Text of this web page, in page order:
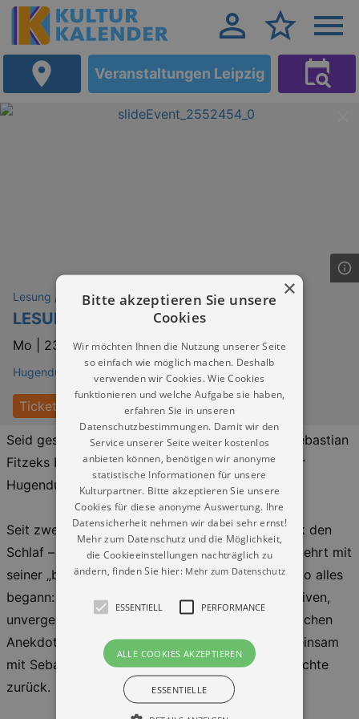
Veranstaltungen Leipzig
Lesung / Vortrag / Gespräch
LESUNG: Sebastian Fitzek
Mo | 23.11.2026 | 20:15
Hugendubel Leipzig Petersstraße
Tickets
Seid gespannt auf einen exklusiven Einblick in Sebastian
Fitzeks brandneues Buch "Der Nachtzug" in eurer
Hugendubel Buchhandlung Leipzig Petersstraße!
Seit zwei Jahrzehnten raubt uns Sebastian Fitzek den
Schlaf – jetzt feiert der Starautor Jubiläum und kehrt mit
seiner „back to the roots“-Tour dorthin zurück, wo alles
begann: in die Buchhandlung. Erlebt einen exklusiven,
unvergesslichen Abend voller Spannung, persönlichen
Anekdoten und Überraschungen und blickt gemeinsam
mit Sebastian auf 20 Jahre Psychothriller-Geschichte
zurück.
×
Bitte akzeptieren Sie unsere
Cookies
Wir möchten Ihnen die Nutzung unserer Seite
so einfach wie möglich machen. Deshalb
verwenden wir Cookies. Wie Cookies
funktionieren und welche Aufgabe sie haben,
erfahren Sie in unseren
Datenschutzbestimmungen. Damit wir den
Service unserer Seite weiter kostenlos
anbieten können, benötigen wir anonyme
statistische Informationen für unsere
Kulturpartner. Bitte akzeptieren Sie unsere
Cookies für diese anonyme Auswertung. Ihre
Datensicherheit nehmen wir dabei sehr ernst!
Mehr zum Datenschutz und die Möglichkeit,
die Cookieeinstellungen nachträglich zu
ändern, finden Sie hier: Mehr zum Datenschutz
ESSENTIELL PERFORMANCE
ALLE COOKIES AKZEPTIEREN
ESSENTIELLE